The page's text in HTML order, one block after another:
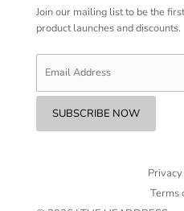
Join our mailing list to be the
product launches and discounts.
Terms